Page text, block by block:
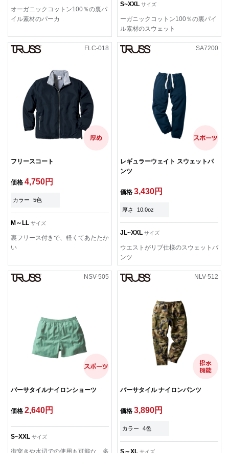
オーガニックコットン100％の裏パ
イル素材のパーカ
S~XXL サイズ
ーガニックコットン100％の裏パイ
ル素材のスウェット
FLC-018
フリースコート
価格 4,750円
カラー 5色
M～LL サイズ
裏フリース付きで、軽くてあたたか
い
SA7200
レギュラーウェイト スウェットパ
ンツ
価格 3,430円
厚さ 10.0oz
JL~XXL サイズ
ウエストがリブ仕様のスウェットパ
ンツ
NSV-505
バーサタイルナイロンショーツ
価格 2,640円
S~XXL サイズ
街穿きや水辺での使用も可能な、多
NLV-512
バーサタイル ナイロンパンツ
価格 3,890円
カラー 4色
S～XL サイズ